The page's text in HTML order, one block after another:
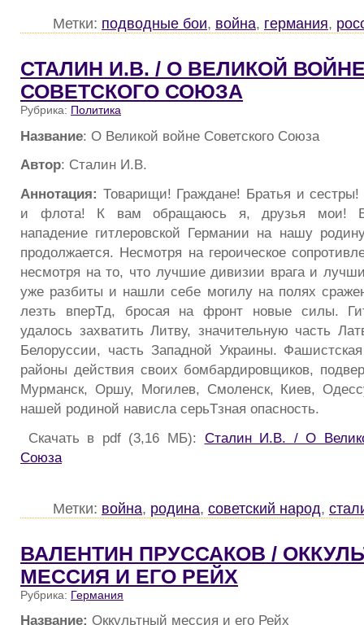
Метки: подводные бои, война, германия,
СТАЛИН И.В. / О ВЕЛИКОЙ
СОВЕТСКОГО СОЮЗА
Рубрика: Политика
Название: О Великой войне Советского Союза
Автор: Сталин И.В.
Аннотация: Товарищи! Граждане! Братья и
и флота! К вам обращаюсь я, друзья мои!
нападение гитлеровской Германии на нашу
продолжается. Несмотря на героическое
несмотря на то, что лучшие дивизии врага и
уже разбиты и нашли себе могилу на полях
лезть вперТд, бросая на фронт новые силы.
удалось захватить Литву, значительную часть
Белоруссии, часть Западной Украины.
районы действия своих бомбардировщиков,
Мурманск, Оршу, Могилев, Смоленск, Киев,
нашей родиной нависла серьТзная опасность.
Скачать в pdf (3,16 МБ): Сталин И.В. / О
Союза
Метки: война, родина, советский народ,
ВАЛЕНТИН ПРУССАКОВ /
МЕССИЯ И ЕГО РЕЙХ
Рубрика: Германия
Название: Оккультный мессия и его Рейх